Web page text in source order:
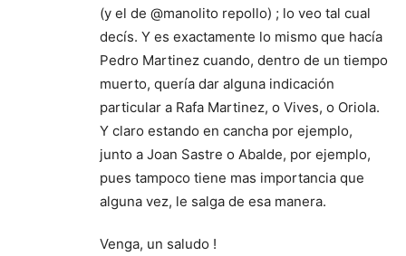
(y el de @manolito repollo) ; lo veo tal cual
decís. Y es exactamente lo mismo que hacía
Pedro Martinez cuando, dentro de un tiempo
muerto, quería dar alguna indicación
particular a Rafa Martinez, o Vives, o Oriola.
Y claro estando en cancha por ejemplo,
junto a Joan Sastre o Abalde, por ejemplo,
pues tampoco tiene mas importancia que
alguna vez, le salga de esa manera.
Venga, un saludo !